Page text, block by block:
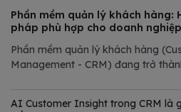
Phần mềm quản lý khách hàng:
pháp phù hợp cho doanh
Phần mềm quản lý khách hàng
Management - CRM) đang trở
Trong bài viết này, Bizfly tổng hợp
giải pháp CRM tốt nhất
AI Customer Insight trong CRM là